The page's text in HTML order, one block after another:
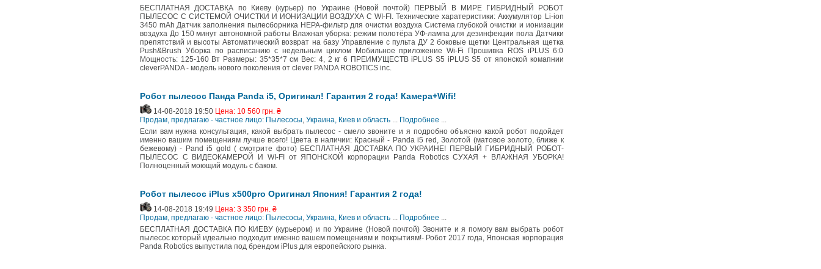
БЕСПЛАТНАЯ ДОСТАВКА по Киеву (курьер) по Украине (Новой почтой) ПЕРВЫЙ В МИРЕ ГИБРИДНЫЙ РОБОТ
ПЫЛЕСОС С СИСТЕМОЙ ОЧИСТКИ И ИОНИЗАЦИИ ВОЗДУХА С WI-FI. Технические харатеристики: Аккумулятор Li-ion
3450 mAh Датчик заполнения пылесборника HEPA-фильтр для очистки воздуха Система глубокой очистки и ионизации
воздуха До 150 минут автономной работы Влажная уборка: режим полотёра УФ-лампа для дезинфекции пола Датчики
препятствий и высоты Автоматический возврат на базу Управление с пульта ДУ 2 боковые щетки Центральная щетка
Push&Brush Уборка по расписанию с недельным циклом Мобильное приложение Wi-Fi Прошивка ROS iPLUS 6:0
Мощность: 125-160 Вт Размеры: 35*35*7 см Вес: 4, 2 кг 6 ПРЕИМУЩЕСТВ iPLUS S5 iPLUS S5 от японской комапнии
cleverPANDA - модель нового поколения от clever PANDA ROBOTICS inc.
Робот пылесос Панда Panda i5, Оригинал! Гарантия 2 года! Камера+Wifi!
14-08-2018 19:50 Цена: 10 560 грн. ₴
Продам, предлагаю - частное лицо: Пылесосы, Украина, Киев и область ... Подробнее ...
Если вам нужна консультация, какой выбрать пылесос - смело звоните и я подробно объясню какой робот подойдет
именно вашим помещениям лучше всего! Цвета в наличии: Красный - Panda i5 red, Золотой (матовое золото, ближе к
бежевому) - Pand i5 gold ( cмотрите фото) БЕСПЛАТНАЯ ДОСТАВКА ПО УКРАИНЕ! ПЕРВЫЙ ГИБРИДНЫЙ РОБОТ-
ПЫЛЕСОС С ВИДЕОКАМЕРОЙ И WI-FI от ЯПОНСКОЙ корпорации Panda Robotics СУХАЯ + ВЛАЖНАЯ УБОРКА!
Полноценный моющий модуль с баком.
Робот пылесос iPlus x500pro Оригинал Япония! Гарантия 2 года!
14-08-2018 19:49 Цена: 3 350 грн. ₴
Продам, предлагаю - частное лицо: Пылесосы, Украина, Киев и область ... Подробнее ...
БЕСПЛАТНАЯ ДОСТАВКА ПО КИЕВУ (курьером) и по Украине (Новой почтой) Звоните и я помогу вам выбрать робот
пылесос который идеально подходит именно вашем помещениям и покрытиям!- Робот 2017 года, Японская корпорация
Panda Robоtics выпустила под брендом iPlus для европейского рынка.